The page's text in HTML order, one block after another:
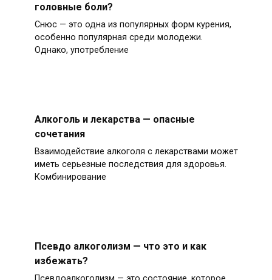
головные боли?
Снюс — это одна из популярных форм курения,
особенно популярная среди молодежи.
Однако, употребление
Алкоголь и лекарства — опасные
сочетания
Взаимодействие алкоголя с лекарствами может
иметь серьезные последствия для здоровья.
Комбинирование
Псевдо алкоголизм — что это и как
избежать?